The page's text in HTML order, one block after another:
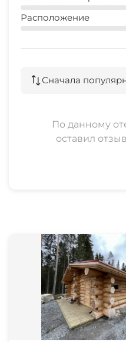
Охота
Расположение
Сначала
По данному
оставил